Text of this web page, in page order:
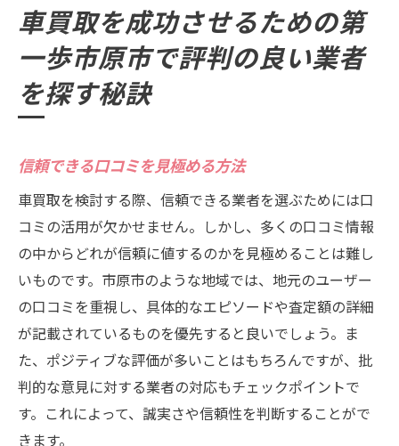
業者との信頼関係を築くためのポイント
口コミを活用した車買取業者の選び方市原市で
の成功例
係
信頼できる口コミを見分けるためのチェッ
クポイント
口コミ評価が高い業者の共通点
オンラインプラットフォームを利用した情
報収集
口コミから得る信頼性の高い情報の活用法
市原市での車買取査定額で差をつけるための具
体的戦略
車買取を成功させるための第
一歩市原市で評判の良い業者
を探す秘訣
信頼できる口コミを見極める方法
車買取を検討する際、信頼できる業者を選ぶためには口
コミの活用が欠かせません。しかし、多くの口コミ情報
の中からどれが信頼に値するのかを見極めることは難し
いものです。市原市のような地域では、地元のユーザー
の口コミを重視し、具体的なエピソードや査定額の詳細
が記載されているものを優先すると良いでしょう。ま
た、ポジティブな評価が多いことはもちろんですが、批
判的な意見に対する業者の対応もチェックポイントで
す。これによって、誠実さや信頼性を判断することがで
きます。